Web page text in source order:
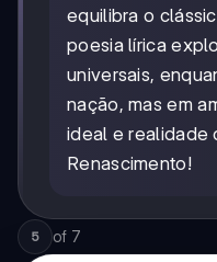
equilibra o
poesia lírica
universais,
nação, mas em
ideal e realidade
Renascimento!
5 of 7